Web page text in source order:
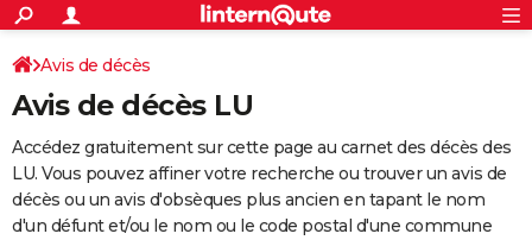
ACTUALITÉS
Politique
Société
Faits Divers
Education
Monde
Villes
+
SPORT
Coupe du monde 2026
Football
Tennis
Cyclisme
Rugby
Forum
Programme TV
TNTStreaming
Cinéma
Sorties cinéma
Musique
+FINANCE
Retraite
Impôts
Epargne
Immobilier
Risques naturels par ville
Banque
Assurance
Crédit
AUTO
Avis de décès
Avis de décès LU
Accédez gratuitement sur cette page au carnet des décès des
LU. Vous pouvez affiner votre recherche ou trouver un avis de
décès ou un avis d'obsèques plus ancien en tapant le nom
d'un défunt et/ou le nom ou le code postal d'une commune